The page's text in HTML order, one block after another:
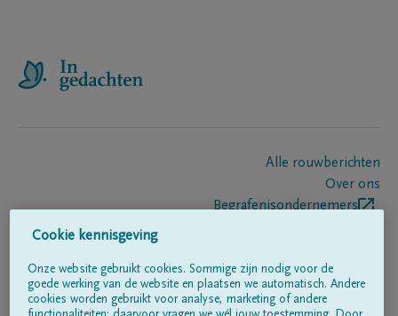
Alle rouwberichten
Over ons
Begrafenisondernemers
Volg ons op
Cookie kennisgeving
Onze website gebruikt cookies. Sommige zijn nodig voor de
goede werking van de website en plaatsen we automatisch. Andere
cookies worden gebruikt voor analyse, marketing of andere